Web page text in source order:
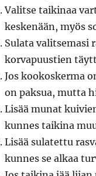
Valitse taikinaa
keskenään, myös
Sulata valitsemasi
korvapuustien
Jos kookoskerma
on paksua, mutta
Lisää munat
kunnes taikina
Lisää sulatettu
kunnes se alkaa